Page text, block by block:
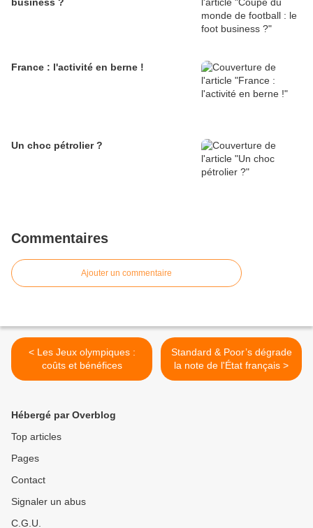
France : l'activité en berne !
Un choc pétrolier ?
Commentaires
Ajouter un commentaire
< Les Jeux olympiques :
coûts et bénéfices
Standard & Poor’s dégrade
la note de l'État français >
Hébergé par Overblog
Top articles
Pages
Contact
Signaler un abus
C.G.U.